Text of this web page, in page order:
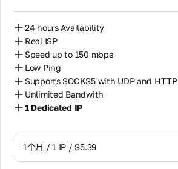
24 hours Availability
Real ISP
Speed up to 150 mbps
Low Ping
Supports SOCKS5 with UDP and HTTP
Unlimited Bandwith
1 Dedicated IP
1个月 / 1 IP / $5.39